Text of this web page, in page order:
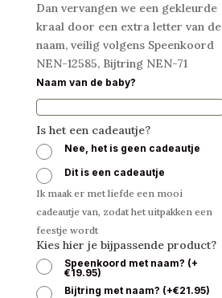
Dan vervangen we een gekleurde
kraal door een extra letter van de
naam, veilig volgens Speenkoord
NEN-12585, Bijtring NEN-71
Naam van de baby?
Is het een cadeautje?
Nee, het is geen cadeautje
Dit is een cadeautje
Ik maak er met liefde een mooi
cadeautje van, zodat het uitpakken een
feestje wordt
Kies hier je bijpassende product?
Speenkoord met naam? (+
€19.95)
Bijtring met naam? (+€21.95)